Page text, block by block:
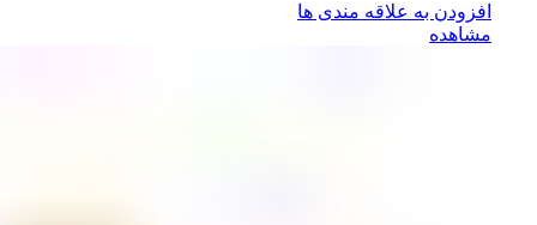
افزودن به علاقه مندی ها
مشاهده